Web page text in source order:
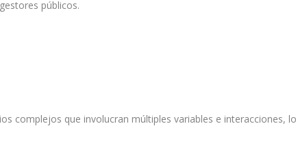
públicos.
complejos que involucran múltiples variables e interacciones,